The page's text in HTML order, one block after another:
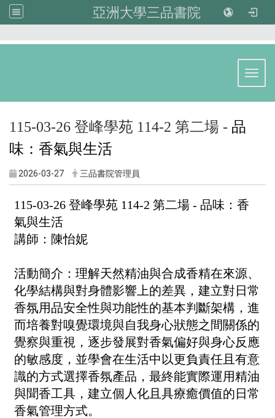
亞洲大學三品書院
115-03-26 登峰學苑 114-2 第二場 - 品
味：香氣與生活
2026-03-27 三品書院管理員
115-03-26 登峰學苑 114-2 第二場 - 品味：香
氣與生活
講師：陳怡妮
活動簡介：理解天然精油與合成香精在來源、
化學結構與對身體影響上的差異，建立對日常
香氛用品安全性與功能性的基本判斷架構，進
而培養對嗅覺環境與自我身心狀態之間關係的
覺察與重視，逐步發展對香氣偏好與身心反應
的敏感度，並學會在生活中以更負責任且有意
識的方式選擇香氛產品，最終能實際運用精油
與聞香工具，建立個人化且具療癒價值的日常
香氣管理方式。